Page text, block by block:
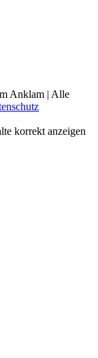
Anklam | Alle
korrekt anzeigen